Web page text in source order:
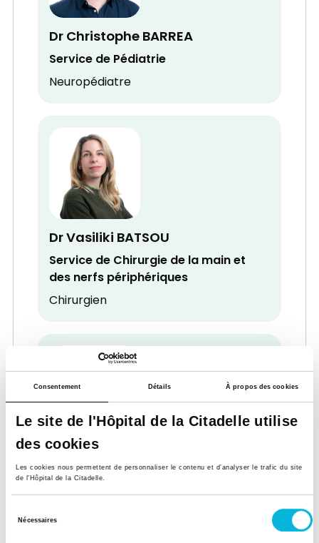
Consentement Détails À propos des cookies
Le site de l'Hôpital de la Citadelle utilise
des cookies
Les cookies nous permettent de personnaliser le contenu et d’analyser le trafic du site
de l'Hôpital de la Citadelle.
Nécessaires
Dr Christophe BARREA
Service de Pédiatrie
Neuropédiatre
Dr Vasiliki BATSOU
Service de Chirurgie de la main et
des nerfs périphériques
Chirurgien
Dr Jacques BECKERS
Cardiologue